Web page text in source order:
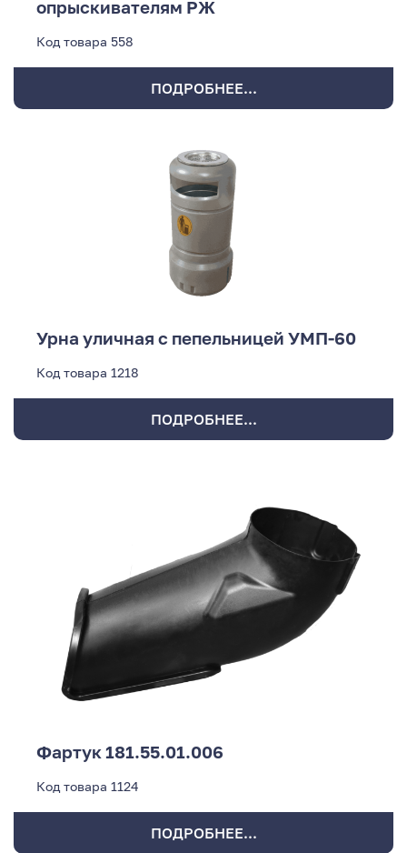
опрыскивателям РЖ
Код товара 558
ПОДРОБНЕЕ...
Урна уличная с пепельницей УМП-60
Код товара 1218
ПОДРОБНЕЕ...
Фартук 181.55.01.006
Код товара 1124
ПОДРОБНЕЕ...